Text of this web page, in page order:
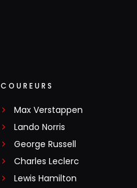
COUREURS
Max Verstappen
Lando Norris
George Russell
Charles Leclerc
Lewis Hamilton